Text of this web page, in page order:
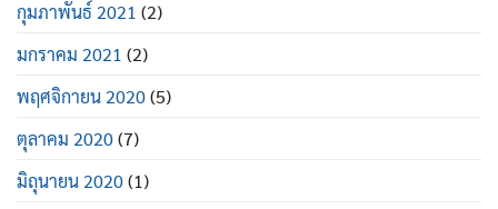
กุมภาพันธ์ 2021 (2)
มกราคม 2021 (2)
พฤศจิกายน 2020(5)
ตุลาคม 2020(7)
มิถุนายน 2020(1)